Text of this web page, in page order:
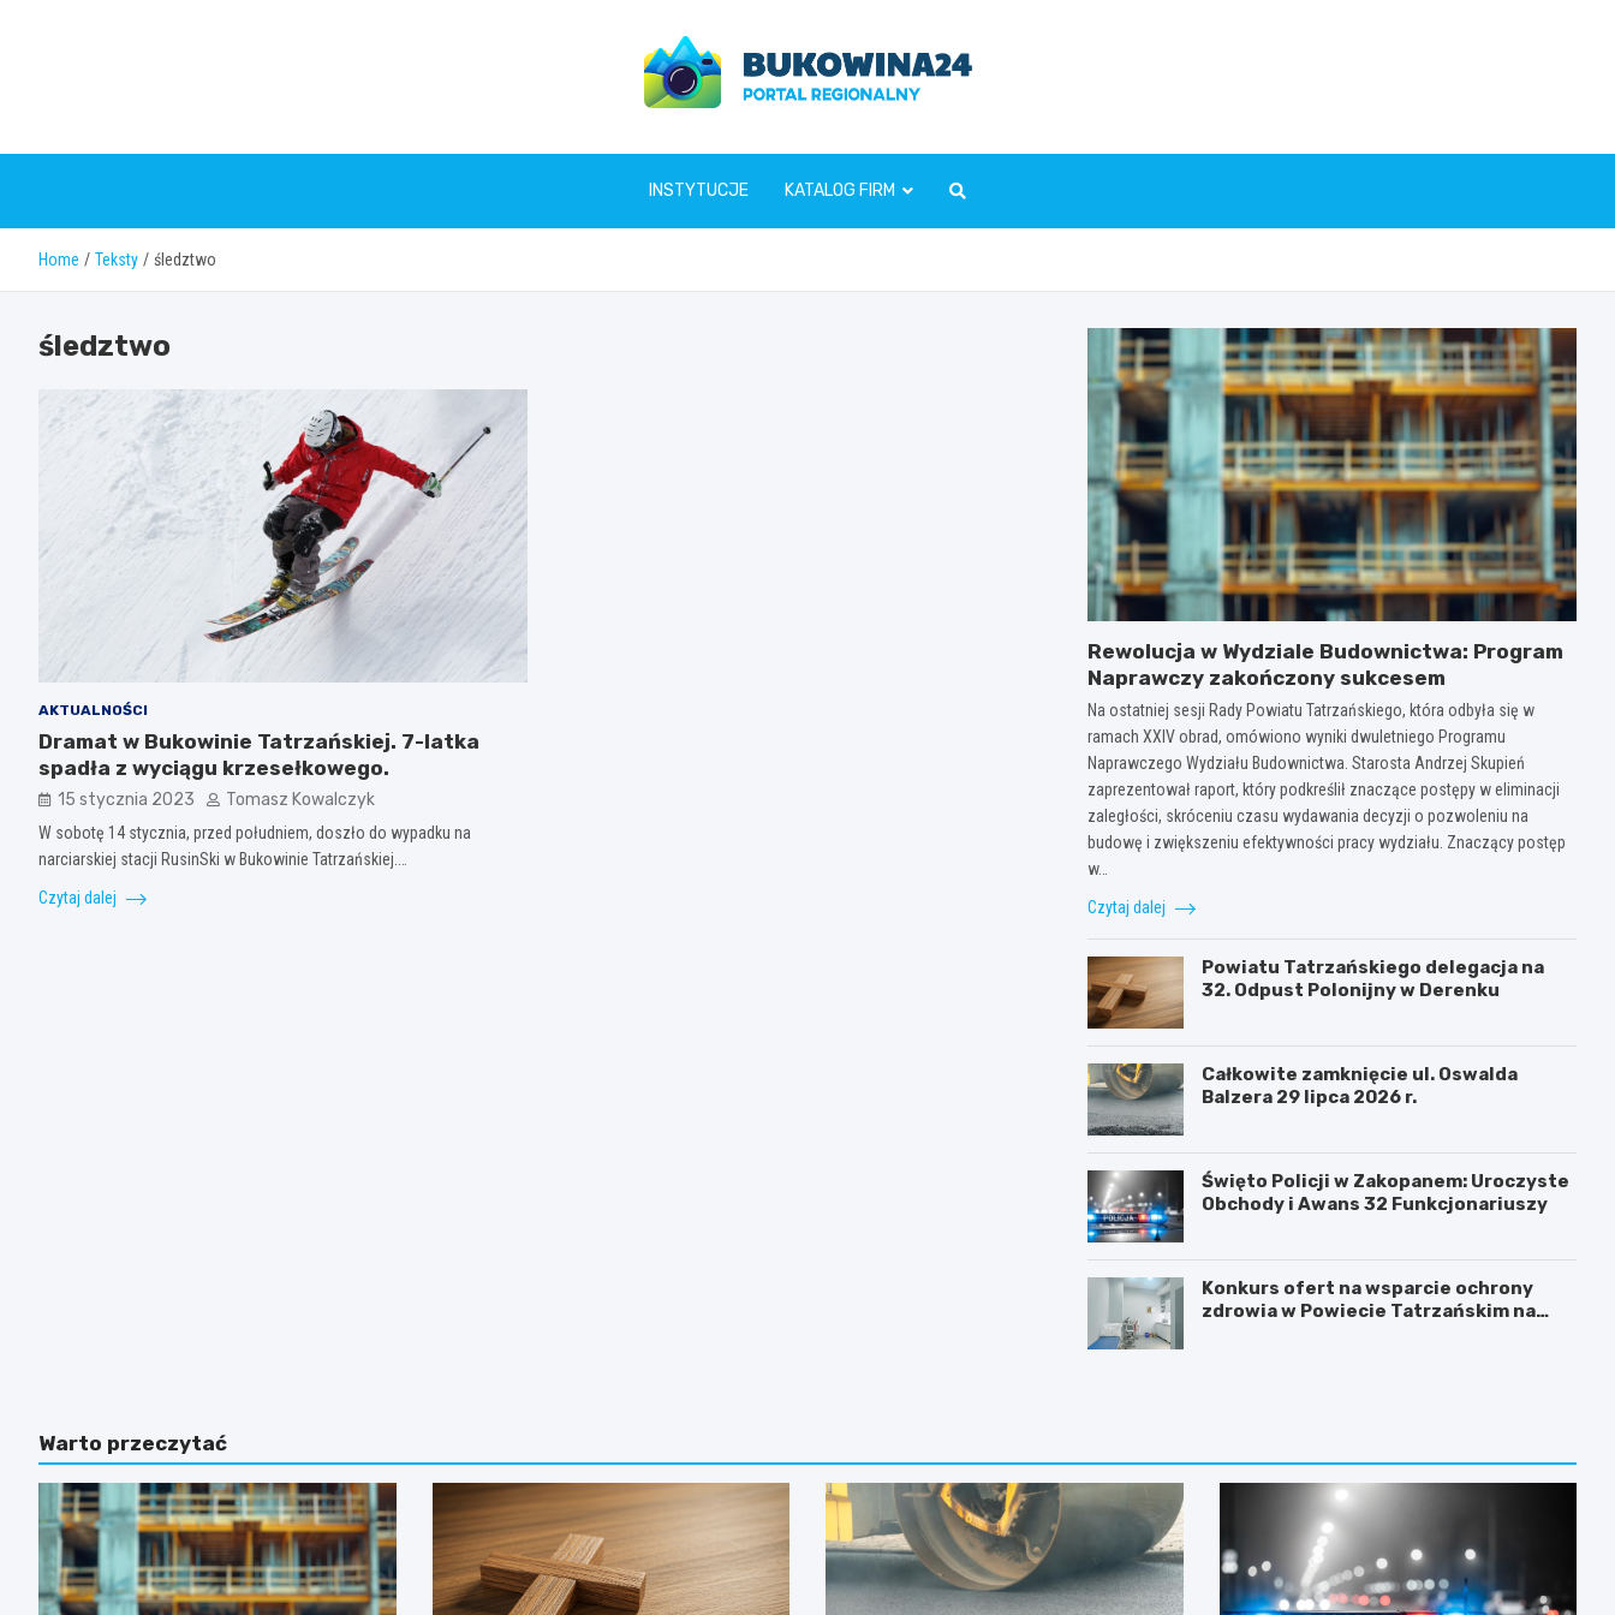
www.bukowina24.pl
INSTYTUCJE KATALOG FIRM
Home Teksty śledztwo
śledztwo
AKTUALNOŚCI
Dramat w Bukowinie Tatrzańskiej. 7-latka
spadła z wyciągu krzesełkowego.
15 stycznia 2023 Tomasz Kowalczyk
W sobotę 14 stycznia, przed południem, doszło do wypadku na
narciarskiej stacji RusinSki w Bukowinie Tatrzańskiej.…
Czytaj dalej
Rewolucja w Wydziale Budownictwa: Program
Naprawczy zakończony sukcesem
Na ostatniej sesji Rady Powiatu Tatrzańskiego, która odbyła się w
ramach XXIV obrad, omówiono wyniki dwuletniego Programu
Naprawczego Wydziału Budownictwa. Starosta Andrzej Skupień
zaprezentował raport, który podkreślił znaczące postępy w eliminacji
zaległości, skróceniu czasu wydawania decyzji o pozwoleniu na
budowę i zwiększeniu efektywności pracy wydziału. Znaczący postęp
w…
Czytaj dalej
Powiatu Tatrzańskiego delegacja na
32. Odpust Polonijny w Derenku
Całkowite zamknięcie ul. Oswalda
Balzera 29 lipca 2026 r.
Święto Policji w Zakopanem: Uroczyste
Obchody i Awans 32 Funkcjonariuszy
Konkurs ofert na wsparcie ochrony
zdrowia w Powiecie Tatrzańskim na
Warto przeczytać